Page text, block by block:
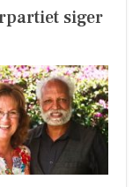
siger